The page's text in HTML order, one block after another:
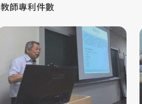
教師專利件數